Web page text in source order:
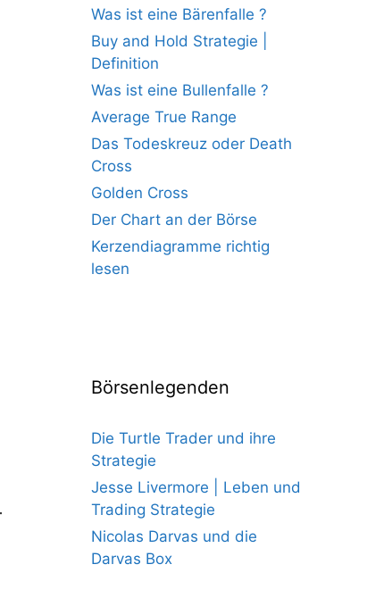
Was ist eine Bärenfalle ?
Buy and Hold Strategie |
Definition
Was ist eine Bullenfalle ?
Average True Range
Das Todeskreuz oder Death
Cross
Golden Cross
Der Chart an der Börse
Kerzendiagramme richtig
lesen
Börsenlegenden
Die Turtle Trader und ihre
Strategie
Jesse Livermore | Leben und
Trading Strategie
Nicolas Darvas und die
Darvas Box